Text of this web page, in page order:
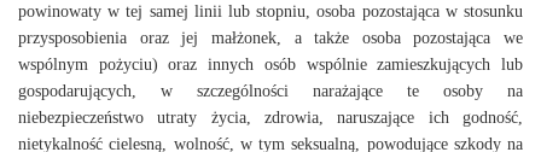
powinowaty w tej samej linii lub stopniu, osoba pozostająca w stosunku
przysposobienia oraz jej małżonek, a także osoba pozostająca we
wspólnym pożyciu) oraz innych osób wspólnie zamieszkujących lub
gospodarujących, w szczególności narażające te osoby na
niebezpieczeństwo utraty życia, zdrowia, naruszające ich godność,
nietykalność cielesną, wolność, w tym seksualną, powodujące szkody na